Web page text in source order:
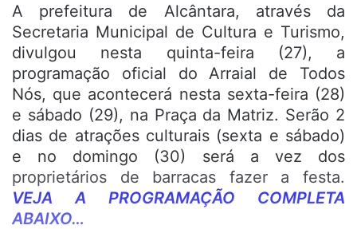
A prefeitura de Alcântara, através da
Secretaria Municipal de Cultura e Turismo,
divulgou nesta quinta-feira (27), a
programação oficial do Arraial de Todos
Nós, que acontecerá nesta sexta-feira (28)
e sábado (29), na Praça da Matriz. Serão 2
dias de atrações culturais (sexta e sábado)
e no domingo (30) será a vez dos
proprietários de barracas fazer a festa.
VEJA A PROGRAMAÇÃO COMPLETA
ABAIXO…